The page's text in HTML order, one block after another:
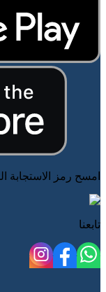
امسح رمز الاستجابة
تابعنا